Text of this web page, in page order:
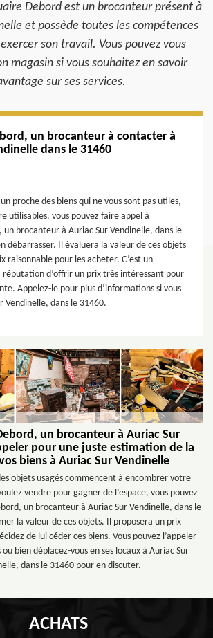
Debord est un brocanteur présent à
et possède toutes les compétences
son travail. Vous pouvez vous
magasin si vous souhaitez en savoir
sur ses services.
un brocanteur à contacter à
dans le 31460
proche des biens qui ne vous sont pas utiles,
utilisables, vous pouvez faire appel à
brocanteur à Auriac Sur Vendinelle, dans le
débarrasser. Il évaluera la valeur de ces objets
raisonnable pour les acheter. C’est un
réputation d’offrir un prix très intéressant pour
Appelez-le pour plus d’informations si vous
Vendinelle, dans le 31460.
un brocanteur à Auriac Sur
pour une juste estimation de la
biens à Auriac Sur Vendinelle
objets usagés commencent à encombrer votre
vendre pour gagner de l’espace, vous pouvez
un brocanteur à Auriac Sur Vendinelle, dans le
la valeur de ces objets. Il proposera un prix
de lui céder ces biens. Vous pouvez l’appeler
bien déplacez-vous en ses locaux à Auriac Sur
dans le 31460 pour en discuter.
ACHATS